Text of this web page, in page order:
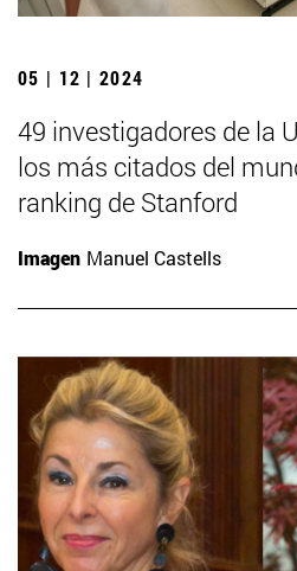
05 | 12 | 2024
49 investigadores de la
los más citados del
ranking de Stanford
Imagen Manuel Castells